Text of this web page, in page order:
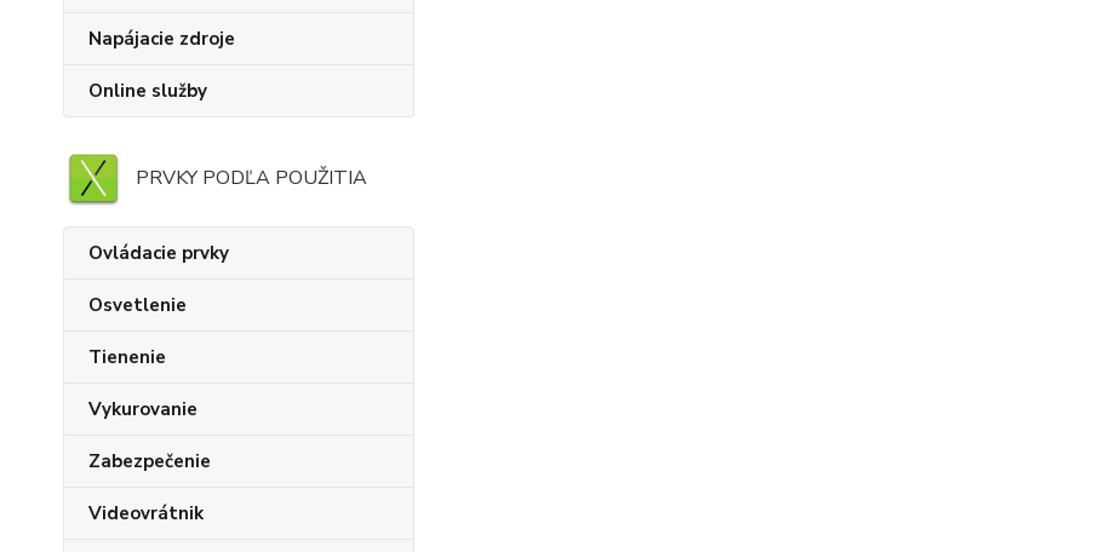
Napájacie zdroje
Online služby
PRVKY PODĽA POUŽITIA
Ovládacie prvky
Osvetlenie
Tienenie
Vykurovanie
Zabezpečenie
Videovrátnik